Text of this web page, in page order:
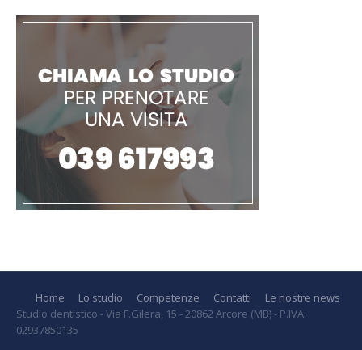
Home Lo studio Competenze Contatti
Le nostre news
Studio dentistico - Via F.Gilera, 15 - 20862 Arcore (MB) - P.IVA:
02937850135